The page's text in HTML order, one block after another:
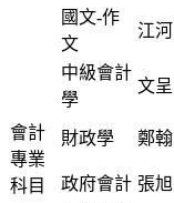
國文-作
文
江河
會計
專業
科目
中級會計
學
文呈
財政學 鄭翰
政府會計 張旭